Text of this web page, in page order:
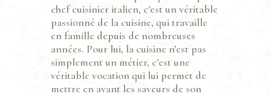
chef cuisinier italien, c’est un véritable
passionné de la cuisine, qui travaille
en famille depuis de nombreuses
années. Pour lui, la cuisine n’est pas
simplement un métier, c’est une
véritable vocation qui lui permet de
mettre en avant les saveurs de son